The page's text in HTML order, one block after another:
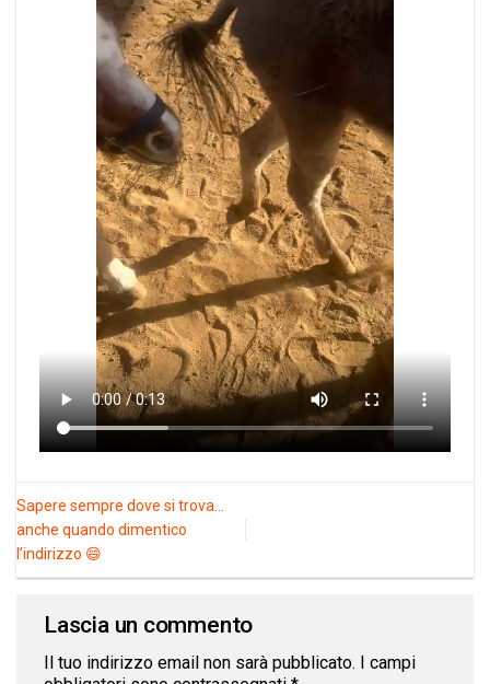
Sapere sempre dove si trova…
anche quando dimentico
l’indirizzo 😄
Lascia un commento
Il tuo indirizzo email non sarà pubblicato. I campi